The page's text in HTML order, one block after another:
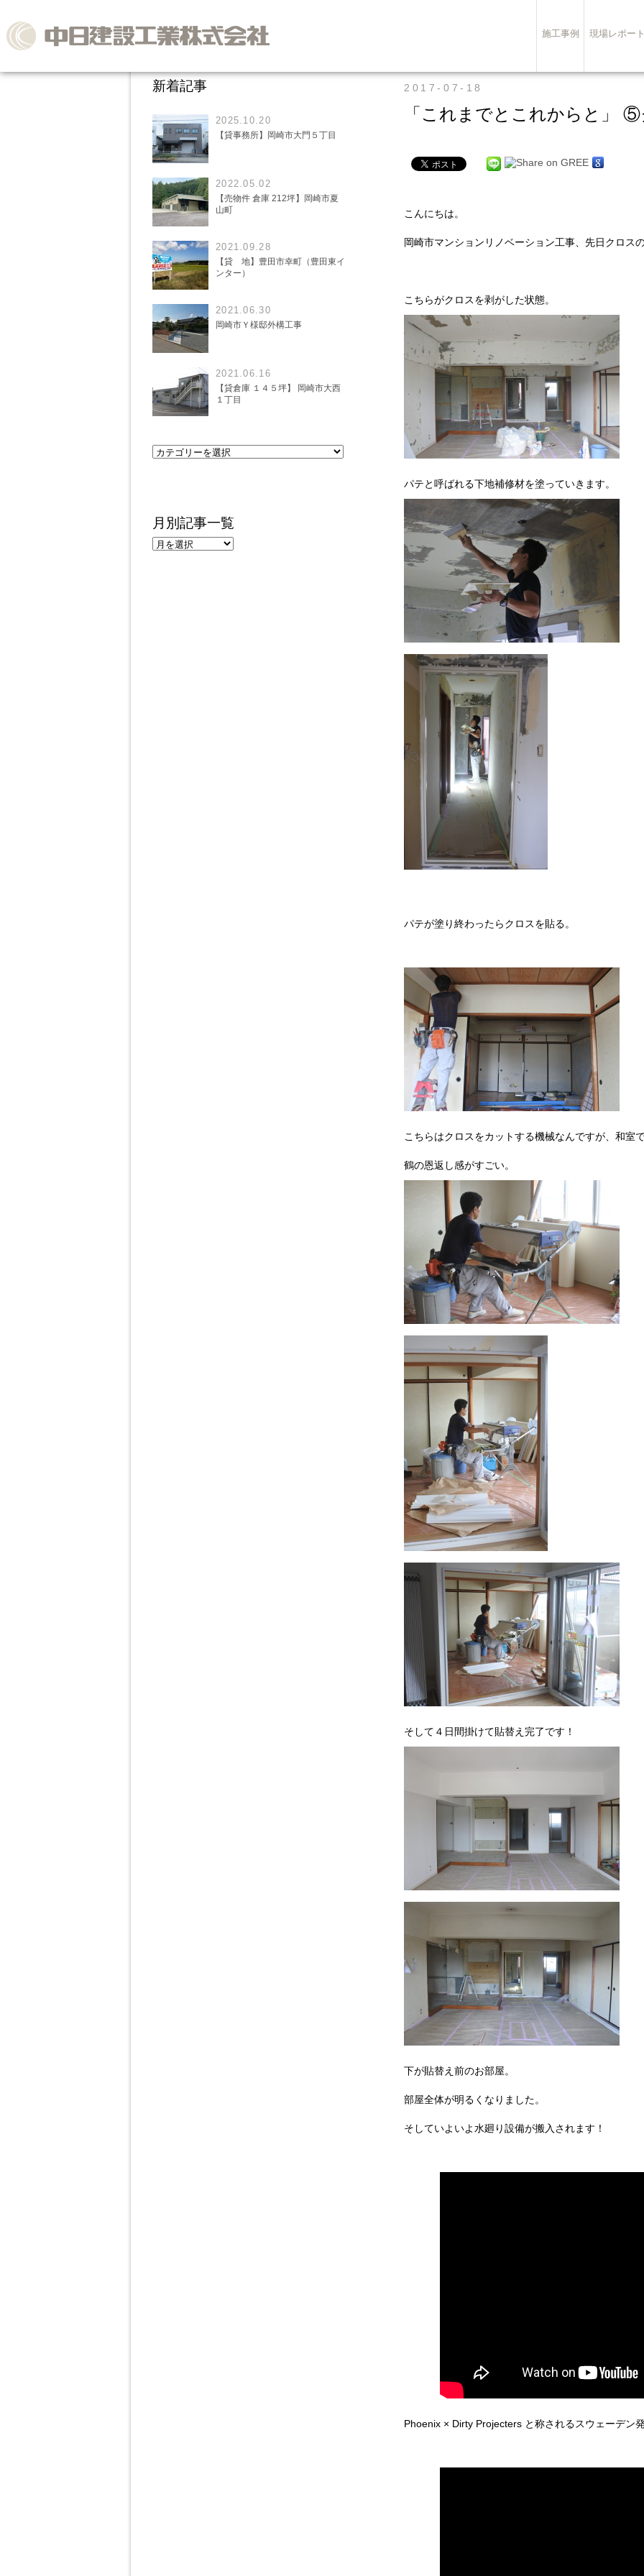
2017-07-18
「これまでとこれからと」 ⑤
こんにちは。
岡崎市マンションリノベーション工事、先日クロス
こちらがクロスを剥がした状態。
パテと呼ばれる下地補修材を塗っていきます。
パテが塗り終わったらクロスを貼る。
こちらはクロスをカットする機械なんですが、和室
鶴の恩返し感がすごい。
そして４日間掛けて貼替え完了です！
下が貼替え前のお部屋。
部屋全体が明るくなりました。
そしていよいよ水廻り設備が搬入されます！
Phoenix × Dirty Projecters と称されるスウェーデン
新着記事
2025.10.20
【貸事務所】岡崎市大門５丁目
2022.05.02
【売物件 倉庫 212坪】岡崎市夏
山町
2021.09.28
【貸 地】豊田市幸町（豊田東イ
ンター）
2021.06.30
岡崎市Ｙ様邸外構工事
2021.06.16
【貸倉庫 １４５坪】 岡崎市大西
１丁目
月別記事一覧
施工事例 現場レポート